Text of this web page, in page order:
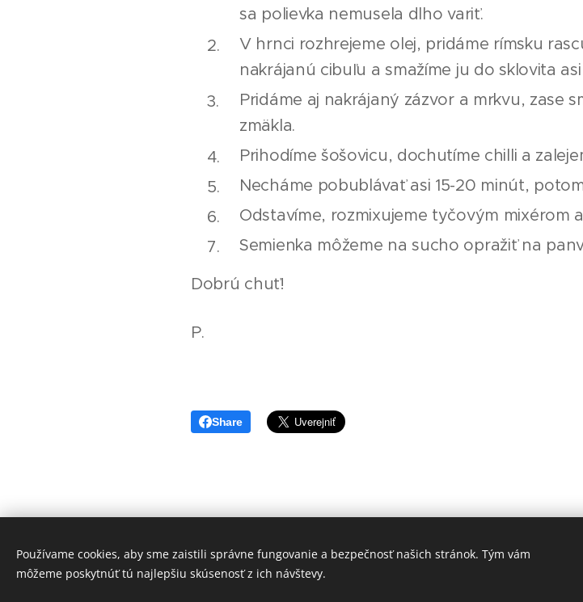
sa polievka nemusela dlho variť.
V hrnci rozhrejeme olej, pridáme rímsku
nakrájanú cibuľu a smažíme ju do sklovita
Pridáme aj nakrájaný zázvor a mrkvu, zase
zmäkla.
Prihodíme šošovicu, dochutíme chilli a
Necháme pobublávať asi 15-20 minút,
Odstavíme, rozmixujeme tyčovým mixérom
Semienka môžeme na sucho opražiť na
Dobrú chuť!
P.
Share
Používame cookies, aby sme zaistili správne fungovanie a bezpečnosť našich stránok. Tým vám
môžeme poskytnúť tú najlepšiu skúsenosť z ich návštevy.